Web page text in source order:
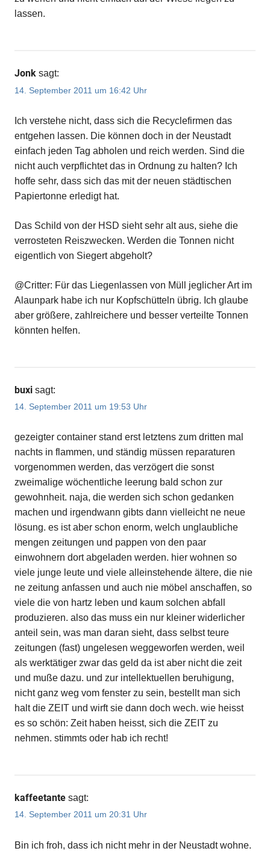
lassen.
Jonk sagt:
14. September 2011 um 16:42 Uhr
Ich verstehe nicht, dass sich die Recyclefirmen das
entgehen lassen. Die können doch in der Neustadt
einfach jeden Tag abholen und reich werden. Sind die
nicht auch verpflichtet das in Ordnung zu halten? Ich
hoffe sehr, dass sich das mit der neuen städtischen
Papiertonne erledigt hat.
Das Schild von der HSD sieht sehr alt aus, siehe die
verrosteten Reiszwecken. Werden die Tonnen nicht
eigentlich von Siegert abgeholt?
@Critter: Für das Liegenlassen von Müll jeglicher Art im
Alaunpark habe ich nur Kopfschütteln übrig. Ich glaube
aber größere, zahlreichere und besser verteilte Tonnen
könnten helfen.
buxi sagt:
14. September 2011 um 19:53 Uhr
gezeigter container stand erst letztens zum dritten mal
nachts in flammen, und ständig müssen reparaturen
vorgenommen werden, das verzögert die sonst
zweimalige wöchentliche leerung bald schon zur
gewohnheit. naja, die werden sich schon gedanken
machen und irgendwann gibts dann vielleicht ne neue
lösung. es ist aber schon enorm, welch unglaubliche
mengen zeitungen und pappen von den paar
einwohnern dort abgeladen werden. hier wohnen so
viele junge leute und viele alleinstehende ältere, die nie
ne zeitung anfassen und auch nie möbel anschaffen, so
viele die von hartz leben und kaum solchen abfall
produzieren. also das muss ein nur kleiner widerlicher
anteil sein, was man daran sieht, dass selbst teure
zeitungen (fast) ungelesen weggeworfen werden, weil
als werktätiger zwar das geld da ist aber nicht die zeit
und muße dazu. und zur intellektuellen beruhigung,
nicht ganz weg vom fenster zu sein, bestellt man sich
halt die ZEIT und wirft sie dann doch wech. wie heisst
es so schön: Zeit haben heisst, sich die ZEIT zu
nehmen. stimmts oder hab ich recht!
kaffeetante sagt:
14. September 2011 um 20:31 Uhr
Bin ich froh, dass ich nicht mehr in der Neustadt wohne.